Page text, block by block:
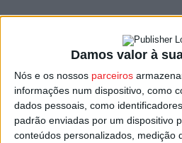
Damos valor à
Nós e os nossos parceiros
informações num dispositivo, como
dados pessoais, como
padrão enviadas por um dispositivo
conteúdos personalizados, medição
Teixeira, numa lista onde consta
Daniela Santos, joga atualmente
emprestada pelo Benfica, para
2018 depois de ter feito toda a
de Santa Comba Dão.